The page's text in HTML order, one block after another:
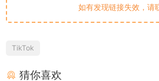
如有发现链接失效，请
TikTok
猜你喜欢